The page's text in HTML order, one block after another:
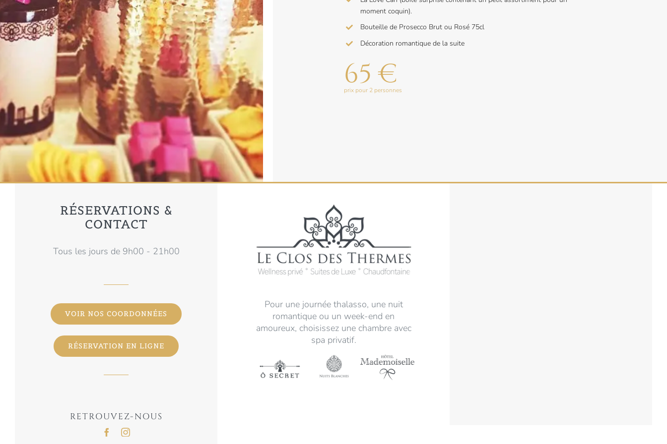
moment coquin).
Bouteille de Prosecco Brut ou Rosé 75cl
Décoration romantique de la suite
65 €
prix pour 2 personnes
RÉSERVATIONS &
CONTACT
Tous les jours de 9h00 - 21h00
VOIR NOS COORDONNÉES
RÉSERVATION EN LIGNE
RETROUVEZ-NOUS
Pour une journée thalasso, une nuit
romantique ou un week-end en
amoureux, choisissez une chambre avec
spa privatif.